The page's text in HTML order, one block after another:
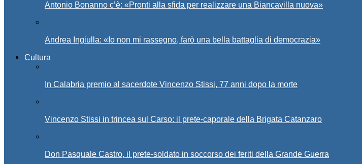
Antonio Bonanno c’è: «Pronti alla sfida per realizzare una Biancavilla nuova»
Andrea Ingiulla: «Io non mi rassegno, farò una bella battaglia di democrazia»
Cultura
In Calabria premio al sacerdote Vincenzo Stissi, 77 anni dopo la morte
Vincenzo Stissi in trincea sul Carso: il prete-caporale della Brigata Catanzaro
Don Pasquale Castro, il prete-soldato in soccorso dei feriti della Grande Guerra